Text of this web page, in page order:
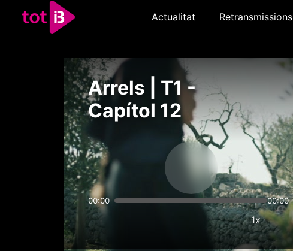
Actualitat Retransmissions
Arrels | T1 -
Capítol 12
00:00 00:00
1x